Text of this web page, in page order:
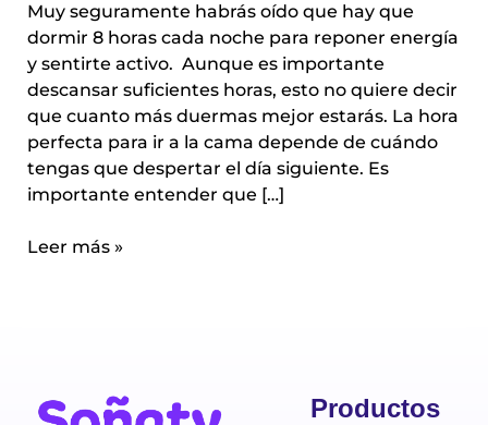
Muy seguramente habrás oído que hay que
dormir 8 horas cada noche para reponer energía
y sentirte activo. Aunque es importante
descansar suficientes horas, esto no quiere decir
que cuanto más duermas mejor estarás. La hora
perfecta para ir a la cama depende de cuándo
tengas que despertar el día siguiente. Es
importante entender que […]
Leer más »
Productos